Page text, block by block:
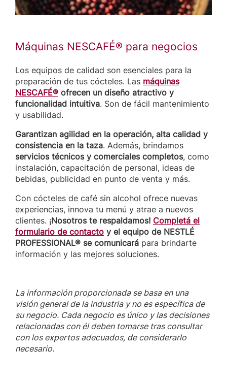
Máquinas NESCAFÉ® para negocios
Los equipos de calidad son esenciales para la
preparación de tus cócteles. Las máquinas
NESCAFÉ® ofrecen un diseño atractivo y
funcionalidad intuitiva. Son de fácil mantenimiento
y usabilidad.
Garantizan agilidad en la operación, alta calidad y
consistencia en la taza. Además, brindamos
servicios técnicos y comerciales completos, como
instalación, capacitación de personal, ideas de
bebidas, publicidad en punto de venta y más.
Con cócteles de café sin alcohol ofrece nuevas
experiencias, innova tu menú y atrae a nuevos
clientes. ¡Nosotros te respaldamos! Completá el
formulario de contacto y el equipo de NESTLÉ
PROFESSIONAL® se comunicará para brindarte
información y las mejores soluciones.
La información proporcionada se basa en una
visión general de la industria y no es específica de
su negocio. Cada negocio es único y las decisiones
relacionadas con él deben tomarse tras consultar
con los expertos adecuados, de considerarlo
necesario.